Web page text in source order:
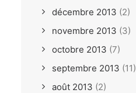
décembre 2013 (2)
novembre 2013 (3)
octobre 2013 (7)
septembre 2013 (11)
août 2013 (2)